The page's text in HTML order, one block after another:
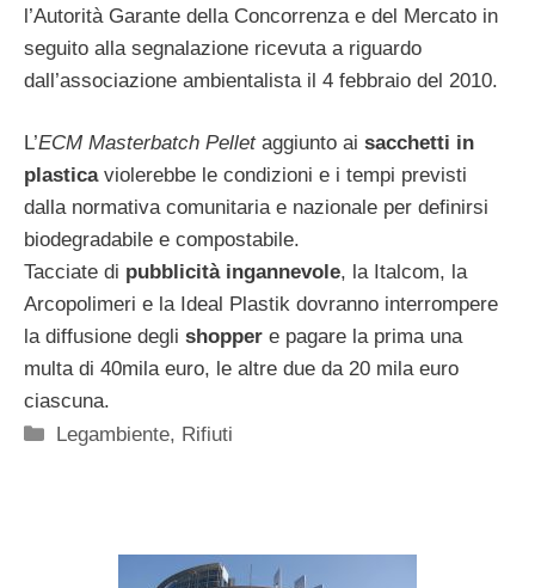
l’Autorità Garante della Concorrenza e del Mercato in
seguito alla segnalazione ricevuta a riguardo
dall’associazione ambientalista il 4 febbraio del 2010.
L’ECM Masterbatch Pelletaggiunto ai sacchetti in
plasticaviolerebbe le condizioni e i tempi previsti
dalla normativa comunitaria e nazionale per definirsi
biodegradabile e compostabile.
Tacciate di pubblicità ingannevole, la Italcom, la
Arcopolimeri e la Ideal Plastik dovranno interrompere
la diffusione degli shopper e pagare la prima una
multa di 40mila euro, le altre due da 20 mila euro
ciascuna.
Categorie
Legambiente, Rifiuti